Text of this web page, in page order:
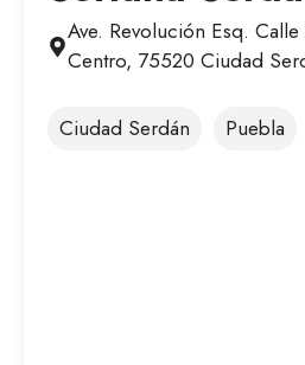
Ave. Revolución Esq.
Centro, 75520 Ciudad
Ciudad Serdán Puebla